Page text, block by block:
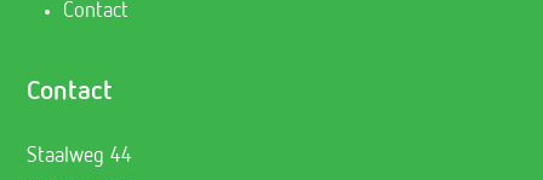
Contact
Contact
Staalweg 44